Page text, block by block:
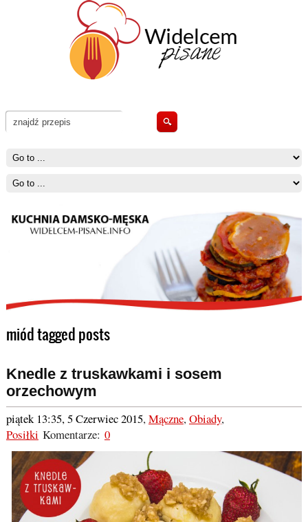
miód tagged posts
Knedle z truskawkami i sosem
orzechowym
piątek 13:35, 5 Czerwiec 2015,Mączne,Obiady,
Posiłki Komentarze: 0